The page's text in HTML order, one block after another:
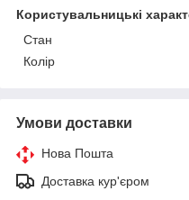
Користувальницькі
Стан
Колір
Умови доставки
Нова Пошта
Доставка кур'єром